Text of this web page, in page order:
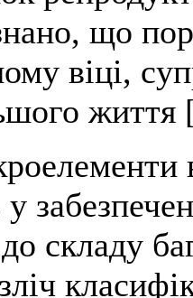
що
віці,
життя
складу